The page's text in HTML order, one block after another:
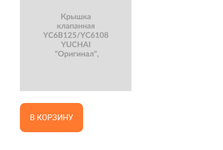
В КОРЗИНУ